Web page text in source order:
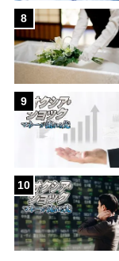
8
9
10